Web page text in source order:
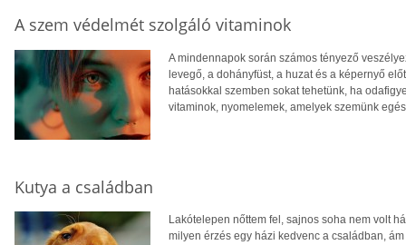
A szem védelmét szolgáló vitaminok
A mindennapok során számos tényező
levegő, a dohányfüst, a huzat és a képernyő
hatásokkal szemben sokat tehetünk, ha
vitaminok, nyomelemek, amelyek szemünk
Kutya a családban
Lakótelepen nőttem fel, sajnos soha nem volt
milyen érzés egy házi kedvenc a családban,